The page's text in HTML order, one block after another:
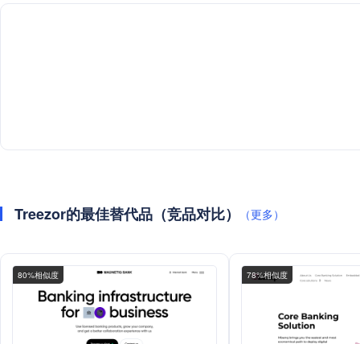
Treezor的最佳替代品（竞品对比） （更多）
80%相似度 78%相似度